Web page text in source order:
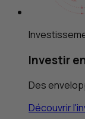
Investir
Des
Découvrir